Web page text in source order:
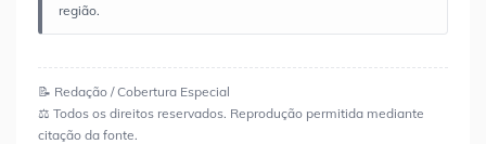
região.
📝 Redação / Cobertura Especial
⚖️ Todos os direitos reservados. Reprodução permitida mediante
citação da fonte.